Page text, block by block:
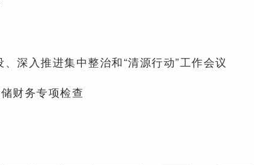
深入推进集中整治和“清源行动”工作会议
财务专项检查